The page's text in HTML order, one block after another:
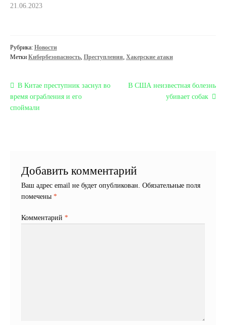
21.06.2023
Рубрика: Новости
Метки Кибербезопасность, Преступления Хакерские атаки
Навигация
по
Предыдущая
запись:
В Китае преступник заснул во
время ограбления и его
споймали
Следующая
В США неизвестная болезнь
убивает собак
Добавить комментарий
Ваш адрес email не будет опубликован. Обязательные поля
помечены*
Комментарий*